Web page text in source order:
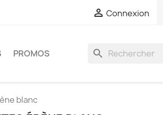
 Connexion
PROMOS search
blanc